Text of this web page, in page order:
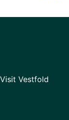
Visit Vestfold